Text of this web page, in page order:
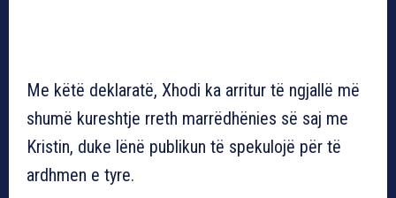
Me këtë deklaratë, Xhodi ka arritur të ngjallë më
shumë kureshtje rreth marrëdhënies së saj me
Kristin, duke lënë publikun të spekulojë për të
ardhmen e tyre.